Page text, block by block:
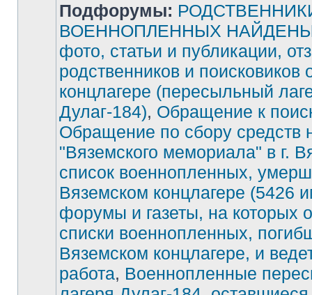
Подфорумы:
ВОЕННОПЛЕННЫХ
фото, статьи и публикации,
родственников и поисковиков
концлагере (пересыльный
Дулаг-184), Обращение к
Обращение по сбору средств
"Вяземского мемориала" в г.
список военнопленных,
Вяземском концлагере (5426
форумы и газеты, на которых
списки военнопленных,
Вяземском концлагере, и
работа, Военнопленные